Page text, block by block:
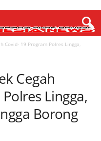
Covid- 19 Program Polres Lingga,
Cegah
Lingga,
Borong